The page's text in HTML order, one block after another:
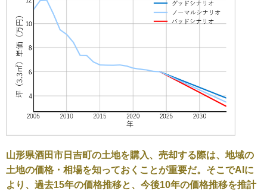
山形県酒田市日吉町の土地を購入、売却する際は、地域の
土地の価格・相場を知っておくことが重要だ。そこでAIに
より、過去15年の価格推移と、今後10年の価格推移を推計